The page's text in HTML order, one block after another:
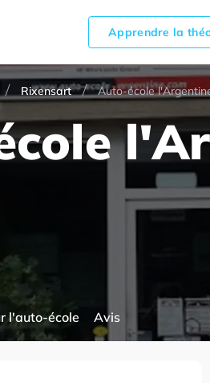
Apprendre la
Rixensart Auto-école
l'auto-école Avis